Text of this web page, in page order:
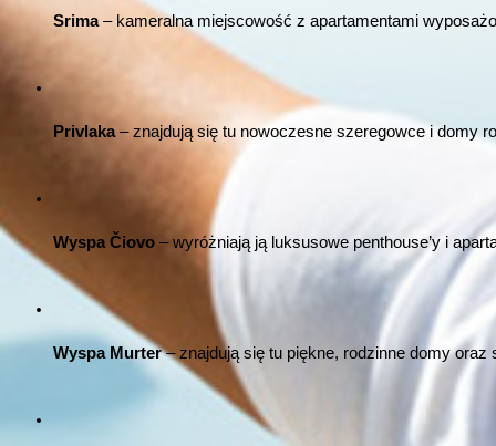
Srima – kameralna miejscowość z apartamentami
Privlaka – znajdują się tu nowoczesne szeregowce i domy
Wyspa Čiovo – wyróżniają ją luksusowe penthouse’y i
Wyspa Murter – znajdują się tu piękne, rodzinne domy oraz